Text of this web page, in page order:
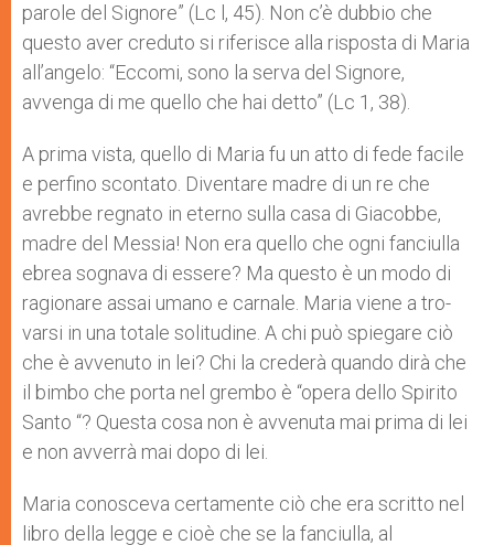
parole del Signore” (Lc l, 45). Non c’è dubbio che
questo aver creduto si riferi­sce alla risposta di Maria
all’angelo: “Eccomi, sono la serva del Si­gnore,
avvenga di me quello che hai detto” (Lc 1, 38).
A prima vista, quello di Maria fu un atto di fede facile
e per­fino scontato. Diventare madre di un re che
avrebbe regnato in eterno sulla casa di Giacobbe,
madre del Messia! Non era quel­lo che ogni fanciulla
ebrea sognava di essere? Ma questo è un modo di
ragionare assai umano e carnale. Maria viene a tro­
varsi in una totale solitudine. A chi può spiegare ciò
che è av­venuto in lei? Chi la crederà quando dirà che
il bimbo che por­ta nel grembo è “opera dello Spirito
Santo “? Questa cosa non è avvenuta mai prima di lei
e non avverrà mai dopo di lei.
Maria conosceva certamente ciò che era scritto nel
libro della legge e cioè che se la fanciulla, al